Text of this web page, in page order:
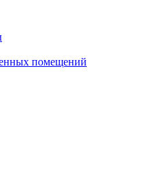
помещений